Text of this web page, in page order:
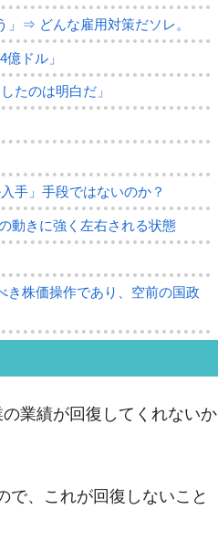
」⇒ どんな雇用対策だソレ。
ドル」
たのは明白だ」
手」手段ではないのか？
動きに強く左右される状態
株価操作であり、空前の国政
む。
が示す現況は決して良くない。
ンを認定 ⇒ 総額3兆7,000億
示
業績が回復してくれないか
で、これが回復しないこと